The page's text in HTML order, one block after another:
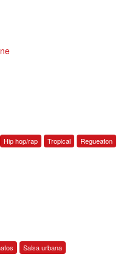
Hip hop/rap Tropical Regueaton
Salsa urbana